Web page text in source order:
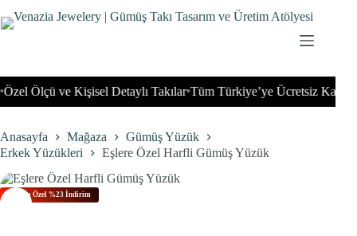
geç
Ölçü ve Kişisel Detaylı Takılar•Tüm Türkiye’ye Ücretsiz Kargo
Anasayfa Mağaza
Gümüş Yüzük
Erkek Yüzükleri
Eşlere Özel Harfli Gümüş Yüzük
Bu Aya Özel %23 İndirim